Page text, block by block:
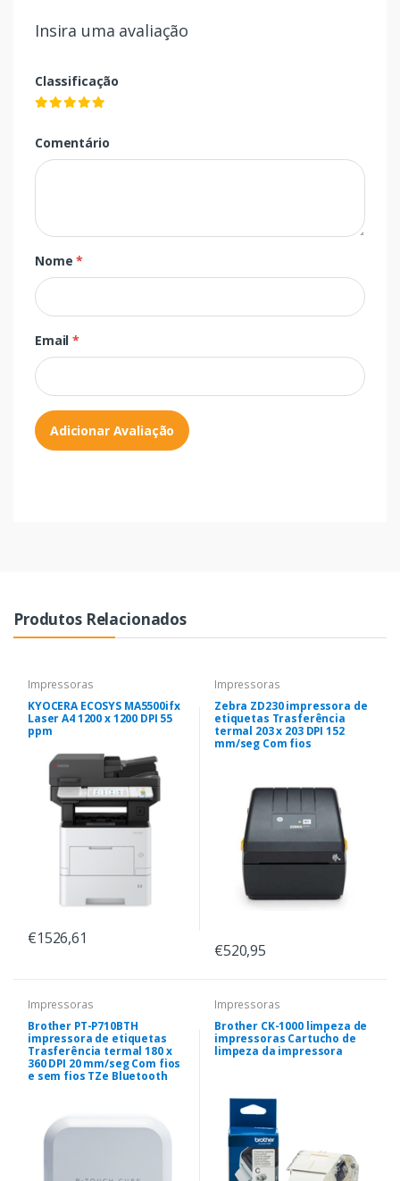
Insira uma avaliação
Classificação
Comentário
Nome*
Email*
Adicionar Avaliação
Produtos Relacionados
Impressoras
KYOCERA ECOSYS MA5500ifx
Laser A4 1200 x 1200 DPI 55
ppm
€1526,61
Impressoras
Zebra ZD230 impressora de
etiquetas Trasferência
termal 203 x 203 DPI 152
mm/seg Com fios
€520,95
Impressoras
Brother PT-P710BTH
impressora de etiquetas
Trasferência termal 180 x
360 DPI 20 mm/seg Com fios
e sem fios TZe Bluetooth
Impressoras
Brother CK-1000 limpeza de
impressoras Cartucho de
limpeza da impressora